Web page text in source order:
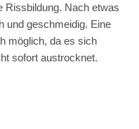
Rissbildung. Nach etwas
und geschmeidig. Eine
möglich, da es sich
sofort austrocknet.